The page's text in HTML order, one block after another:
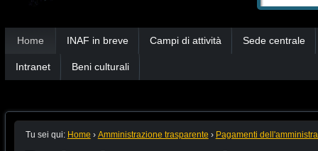
Home INAF in breve Campi di attività Sede centrale
Intranet Beni culturali
Tu sei qui: Home › Amministrazione trasparente › Pagamenti